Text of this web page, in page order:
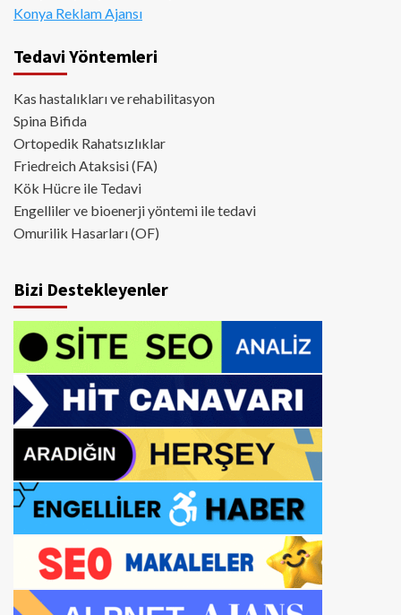
Konya Reklam Ajansı
Tedavi Yöntemleri
Kas hastalıkları ve rehabilitasyon
Spina Bifida
Ortopedik Rahatsızlıklar
Friedreich Ataksisi (FA)
Kök Hücre ile Tedavi
Engelliler ve bioenerji yöntemi ile tedavi
Omurilik Hasarları (OF)
Bizi Destekleyenler